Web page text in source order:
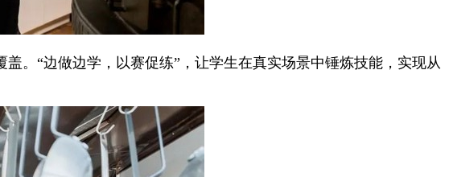
。“边做边学，以赛促练”，让学生在真实场景中锤炼技能，实现从